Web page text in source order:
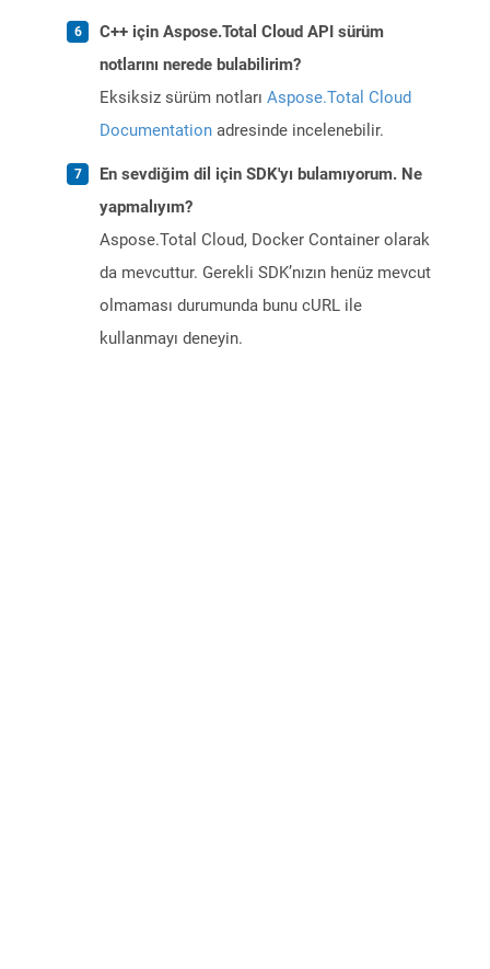
C++ için Aspose.Total Cloud API sürüm
notlarını nerede bulabilirim?
Eksiksiz sürüm notları Aspose.Total Cloud
Documentation adresinde incelenebilir.
En sevdiğim dil için SDK'yı bulamıyorum. Ne
yapmalıyım?
Aspose.Total Cloud, Docker Container olarak
da mevcuttur. Gerekli SDK’nızın henüz mevcut
olmaması durumunda bunu cURL ile
kullanmayı deneyin.